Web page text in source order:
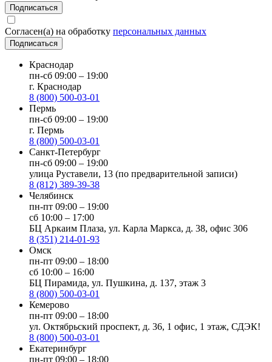
Подписаться
Согласен(а) на обработку персональных данных
Подписаться
Краснодар
пн-сб 09:00 – 19:00
г. Краснодар
8 (800) 500-03-01
Пермь
пн-сб 09:00 – 19:00
г. Пермь
8 (800) 500-03-01
Санкт-Петербург
пн-сб 09:00 – 19:00
улица Руставели, 13 (по предварительной записи)
8 (812) 389-39-38
Челябинск
пн-пт 09:00 – 19:00
сб 10:00 – 17:00
БЦ Аркаим Плаза, ул. Карла Маркса, д. 38, офис 306
8 (351) 214-01-93
Омск
пн-пт 09:00 – 18:00
сб 10:00 – 16:00
БЦ Пирамида, ул. Пушкина, д. 137, этаж 3
8 (800) 500-03-01
Кемерово
пн-пт 09:00 – 18:00
ул. Октябрьский проспект, д. 36, 1 офис, 1 этаж, СДЭК!
8 (800) 500-03-01
Екатеринбург
пн-пт 09:00 – 18:00